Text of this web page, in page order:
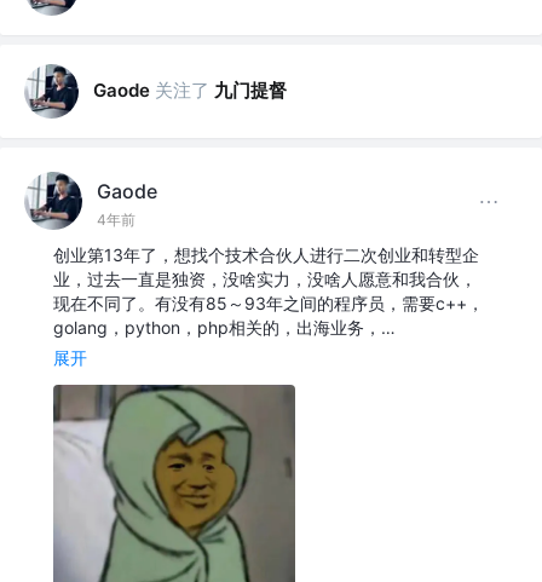
Gaode 关注了 九门提督
Gaode
4年前
创业第13年了，想找个技术合伙人进行二次创业和转型企
业，过去一直是独资，没啥实力，没啥人愿意和我合伙，
现在不同了。有没有85～93年之间的程序员，需要c++，
golang，python，php相关的，出海业务，…
展开